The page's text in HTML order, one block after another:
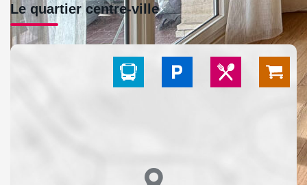
Le quartier centre-ville